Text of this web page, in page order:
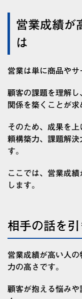
営業成績が
は
営業は単に商品やサ
顧客の課題を理解
関係を築くことが求
そのため、成果を
頼構築力、課題解
す。
ここでは、営業成
します。
相手の話を
営業成績が高い人
力の高さです。
顧客が抱える悩み